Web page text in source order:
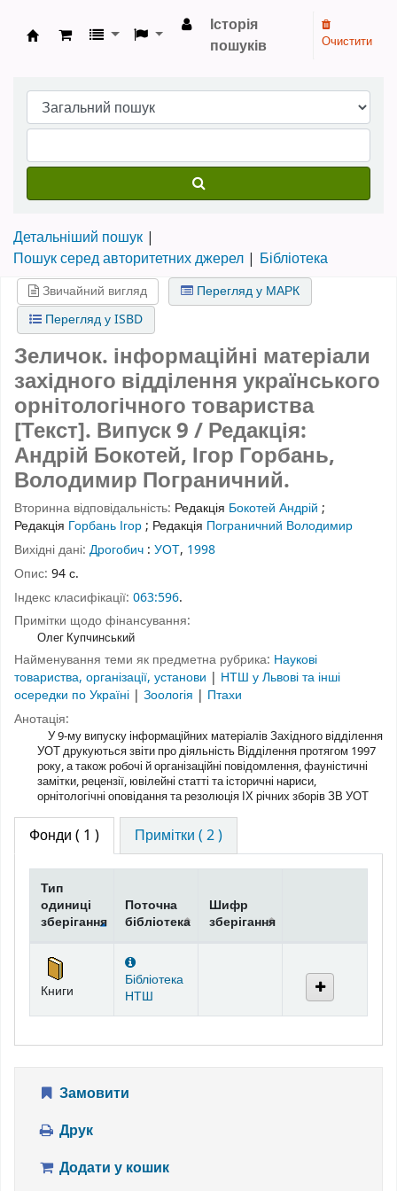
Бібліотека НТШ › Електронний каталог
Історія
пошуків
Очистити
Детальніший пошук
Пошук серед авторитетних джерел
Бібліотека
Звичайний вигляд
Перегляд у МАРК
Перегляд у ISBD
Зеличок. інформаційні матеріали
західного відділення українського
орнітологічного товариства
[Текст]. Випуск 9/ Редакція:
Андрій Бокотей, Ігор Горбань,
Володимир Пограничний.
Вторинна відповідальність: Редакція Бокотей Андрій ;
Редакція Горбань Ігор; Редакція Пограничний Володимир
Вихідні дані: Дрогобич : УОТ, 1998
Опис: 94 с.
Індекс класифікації: 063:596.
Примітки щодо фінансування:
Олег Купчинський
Найменування теми як предметна рубрика: Наукові
товариства, організації, установи | НТШ у Львові та інші
осередки по Україні | Зоологія | Птахи
Анотація:
У 9-му випуску інформаційних матеріалів Західного відділення
УОТ друкуються звіти про діяльність Відділення протягом 1997
року, а також робочі й організаційні повідомлення, фауністичні
замітки, рецензії, ювілейні статті та історичні нариси,
орнітологічні оповідання та резолюція ІХ річних зборів ЗВ УОТ
Фонди ( 1 ) Примітки ( 2 )
Фонди
Тип
одиниці
зберігання
Поточна
бібліотека
Шифр
зберігання
Книги
Бібліотека
НТШ
Замовити
Друк
Додати у кошик